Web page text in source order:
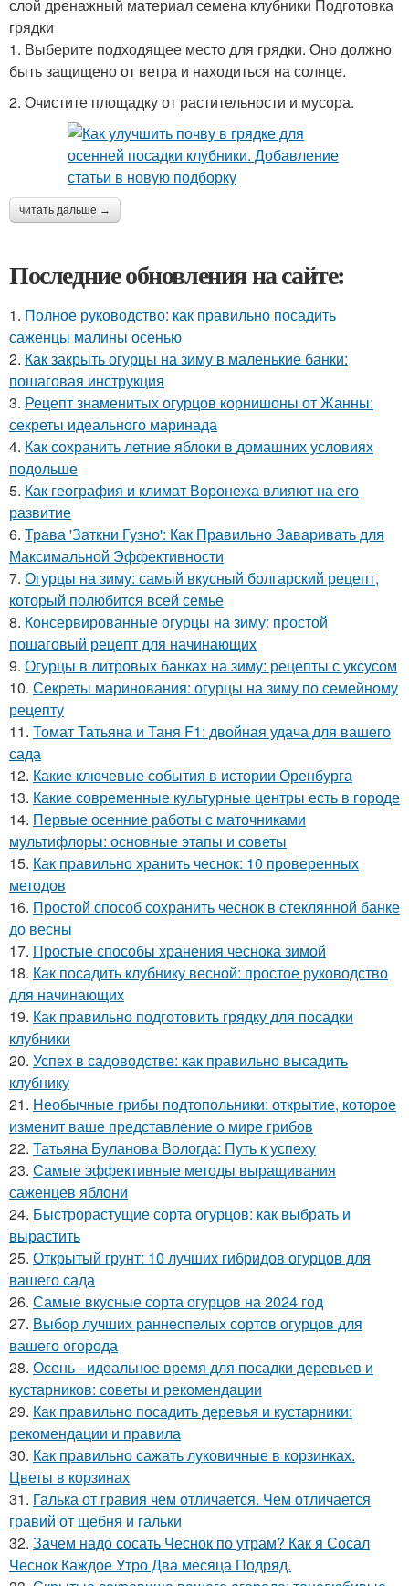
слой дренажный материал семена клубники Подготовка
грядки
1. Выберите подходящее место для грядки. Оно должно
быть защищено от ветра и находиться на солнце.
2. Очистите площадку от растительности и мусора.
читать дальше →
Последние обновления на сайте:
1. Полное руководство: как правильно посадить
саженцы малины осенью
2. Как закрыть огурцы на зиму в маленькие банки:
пошаговая инструкция
3. Рецепт знаменитых огурцов корнишоны от Жанны:
секреты идеального маринада
4. Как сохранить летние яблоки в домашних условиях
подольше
5. Как география и климат Воронежа влияют на его
развитие
6. Трава 'Заткни Гузно': Как Правильно Заваривать для
Максимальной Эффективности
7. Огурцы на зиму: самый вкусный болгарский рецепт,
который полюбится всей семье
8. Консервированные огурцы на зиму: простой
пошаговый рецепт для начинающих
9. Огурцы в литровых банках на зиму: рецепты с уксусом
10. Секреты маринования: огурцы на зиму по семейному
рецепту
11. Томат Татьяна и Таня F1: двойная удача для вашего
сада
12. Какие ключевые события в истории Оренбурга
13. Какие современные культурные центры есть в городе
14. Первые осенние работы с маточниками
мультифлоры: основные этапы и советы
15. Как правильно хранить чеснок: 10 проверенных
методов
16. Простой способ сохранить чеснок в стеклянной банке
до весны
17. Простые способы хранения чеснока зимой
18. Как посадить клубнику весной: простое руководство
для начинающих
19. Как правильно подготовить грядку для посадки
клубники
20. Успех в садоводстве: как правильно высадить
клубнику
21. Необычные грибы подтопольники: открытие, которое
изменит ваше представление о мире грибов
22. Татьяна Буланова Вологда: Путь к успеху
23. Самые эффективные методы выращивания
саженцев яблони
24. Быстрорастущие сорта огурцов: как выбрать и
вырастить
25. Открытый грунт: 10 лучших гибридов огурцов для
вашего сада
26. Самые вкусные сорта огурцов на 2024 год
27. Выбор лучших раннеспелых сортов огурцов для
вашего огорода
28. Осень - идеальное время для посадки деревьев и
кустарников: советы и рекомендации
29. Как правильно посадить деревья и кустарники:
рекомендации и правила
30. Как правильно сажать луковичные в корзинках.
Цветы в корзинах
31. Галька от гравия чем отличается. Чем отличается
гравий от щебня и гальки
32. Зачем надо сосать Чеснок по утрам? Как я Сосал
Чеснок Каждое Утро Два месяца Подряд.